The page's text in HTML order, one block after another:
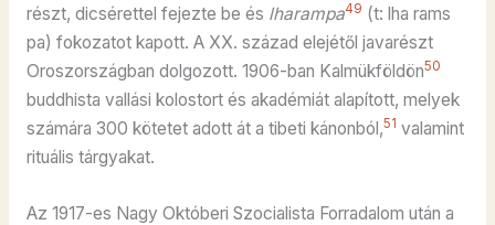
részt, dicsérettel fejezte be és lharampa49 (t: lha rams
pa) fokozatot kapott. A XX. század elejétől javarészt
Oroszországban dolgozott. 1906-ban Kalmükföldön50
buddhista vallási kolostort és akadémiát alapított, melyek
számára 300 kötetet adott át a tibeti kánonból,51 valamint
rituális tárgyakat.
Az 1917-es Nagy Októberi Szocialista Forradalom után a